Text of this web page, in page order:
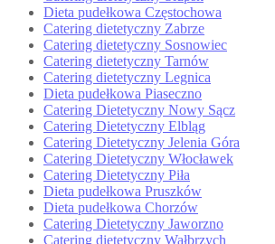
Dieta pudełkowa Częstochowa
Catering dietetyczny Zabrze
Catering dietetyczny Sosnowiec
Catering dietetyczny Tarnów
Catering dietetyczny Legnica
Dieta pudełkowa Piaseczno
Catering Dietetyczny Nowy Sącz
Catering Dietetyczny Elbląg
Catering Dietetyczny Jelenia Góra
Catering Dietetyczny Włocławek
Catering Dietetyczny Piła
Dieta pudełkowa Pruszków
Dieta pudełkowa Chorzów
Catering Dietetyczny Jaworzno
Catering dietetyczny Wałbrzych